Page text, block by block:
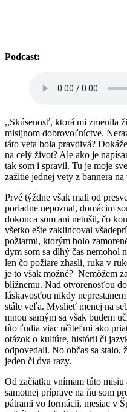
Podcast:
,,Skúsenosť, ktorá mi zmenila
misijnom dobrovoľníctve.
táto veta bola pravdivá?
na celý život? Ale ako je
tak som i spravil. Tu je moje
zažitie jednej vety z bannera
Prvé týždne však mali od
poriadne nepoznal, domácim
dokonca som ani netušil, čo
všetko ešte zaklincoval
požiarmi, ktorým bolo
dym som sa dlhý čas nemohol
len čo požiare zhasli, ruka v
je to však možné? Nemôžem
blížnemu. Nad otvorenosťou
láskavosťou nikdy
stále veľa. Myslieť menej na
mnou samým sa však budem
títo ľudia viac učiteľmi ako
otázok o kultúre, histórii či
odpovedali. No občas sa
jeden či dva razy.
Od začiatku vnímam túto
samotnej príprave na ňu som
pátrami vo formácii, mesiac v